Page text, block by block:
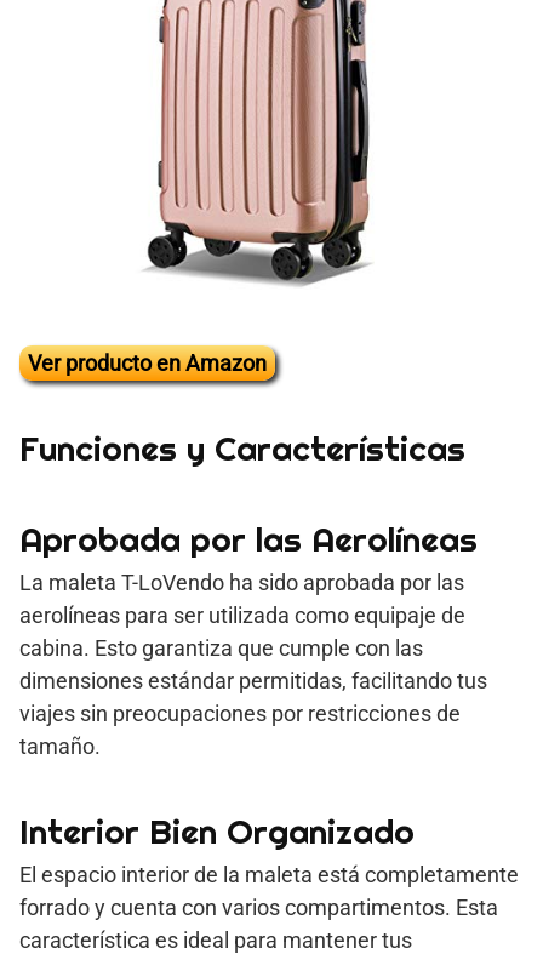
Ver producto en Amazon
Funciones y Características
Aprobada por las Aerolíneas
La maleta T-LoVendo ha sido aprobada por las
aerolíneas para ser utilizada como equipaje de
cabina. Esto garantiza que cumple con las
dimensiones estándar permitidas, facilitando tus
viajes sin preocupaciones por restricciones de
tamaño.
Interior Bien Organizado
El espacio interior de la maleta está completamente
forrado y cuenta con varios compartimentos. Esta
característica es ideal para mantener tus